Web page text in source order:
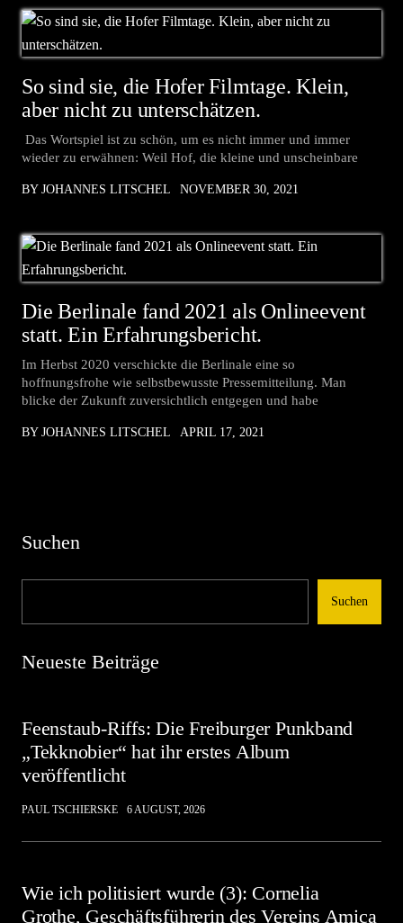
So sind sie, die Hofer Filmtage. Klein,
aber nicht zu unterschätzen.
Das Wortspiel ist zu schön, um es nicht immer und immer
wieder zu erwähnen: Weil Hof, die kleine und unscheinbare
BY JOHANNES LITSCHEL NOVEMBER 30, 2021
Die Berlinale fand 2021 als Onlineevent
statt. Ein Erfahrungsbericht.
Im Herbst 2020 verschickte die Berlinale eine so
hoffnungsfrohe wie selbstbewusste Pressemitteilung. Man
blicke der Zukunft zuversichtlich entgegen und habe
BY JOHANNES LITSCHEL APRIL 17, 2021
Suchen
Suchen
Neueste Beiträge
Feenstaub-Riffs: Die Freiburger Punkband
„Tekknobier“ hat ihr erstes Album
veröffentlicht
PAUL TSCHIERSKE 6 AUGUST, 2026
Wie ich politisiert wurde (3): Cornelia
Grothe, Geschäftsführerin des Vereins Amica